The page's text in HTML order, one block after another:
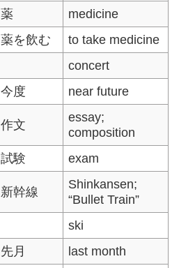
薬
medicine
薬を飲む
to take medicine
concert
今度 near future
作文
essay;
composition
試験 exam
新幹線
Shinkansen;
“Bullet Train”
ski
先月 last month